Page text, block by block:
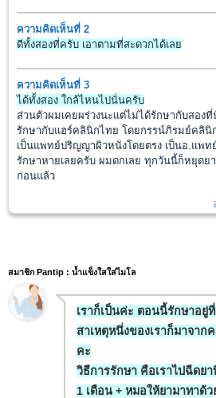
ความคิดเห็นที่ 2
ดีทั้งสองที่ครับ เอาตามที่สะดวกได้เลย
ความคิดเห็นที่ 3
ได้ทั้งสอง ใกล้ไหนไปนั่นครับ
ส่วนตัวผมเคยผร่วงนะแต่ไม่ได้รักษากับสอง
รักษากับแฮร์คลินิกไทย โดยกรรน์ภิรมย์คลินิ
เป็นแพทย์ปริญญาผิวหนังโดยตรง เป็นอ.แพ
รักษาหายเลยครับ ผมดกเลย ทุกวันนี้ก็หยุดย
ก่อนแล้ว
สมาชิก Pantip : น้ำแข็งใสใส่ไมโล
เราก็เป็นค่ะ ตอนนี้รักษาอยู่
สาเหตุหนึ่งของเราก็มาจาก
คะ
วิธีการรักษา คือเราไปฉีดย
1 เดือน + หมอให้ยามาทาด้ว